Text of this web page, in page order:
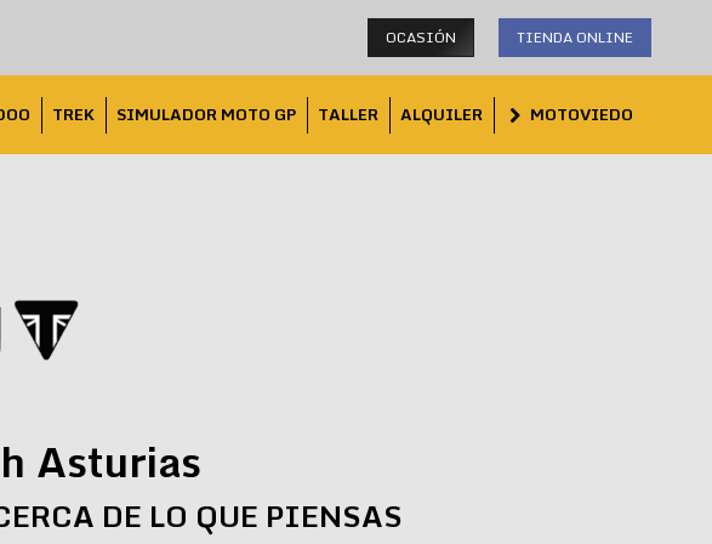
OCASIÓN TIENDA ONLINE
TREK SIMULADOR MOTO GP TALLER ALQUILER MOTOVIEDO
Asturias
DE LO QUE PIENSAS